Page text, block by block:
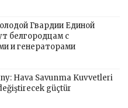
Гвардии Единой
белгородцам с
и генераторами
Hava Savunma Kuvvetleri
güçtür